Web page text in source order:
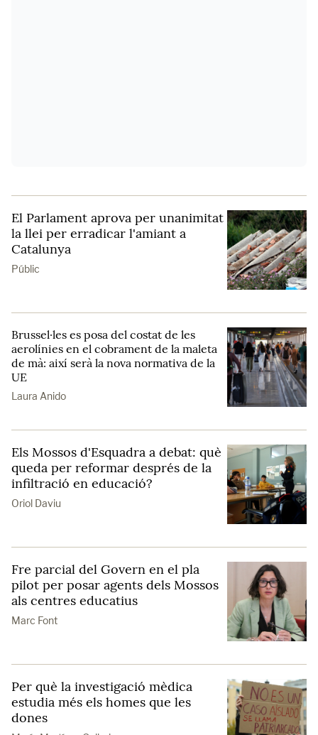
El Parlament aprova per unanimitat
la llei per erradicar l'amiant a
Catalunya
Públic
Brussel·les es posa del costat de les
aerolínies en el cobrament de la maleta
de mà: així serà la nova normativa de la
UE
Laura Anido
Els Mossos d'Esquadra a debat: què
queda per reformar després de la
infiltració en educació?
Oriol Daviu
Fre parcial del Govern en el pla
pilot per posar agents dels Mossos
als centres educatius
Marc Font
Per què la investigació mèdica
estudia més els homes que les
dones